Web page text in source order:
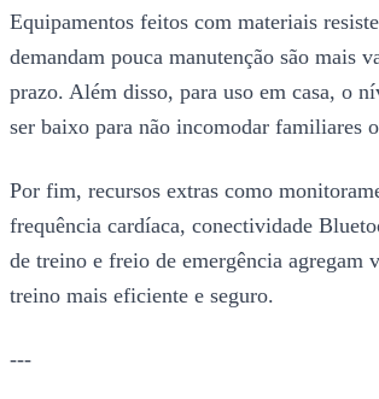
Equipamentos feitos com materiais
demandam pouca manutenção são mais
prazo. Além disso, para uso em casa, o
ser baixo para não incomodar familiares
Por fim, recursos extras como
frequência cardíaca, conectividade
de treino e freio de emergência agregam
treino mais eficiente e seguro.
---